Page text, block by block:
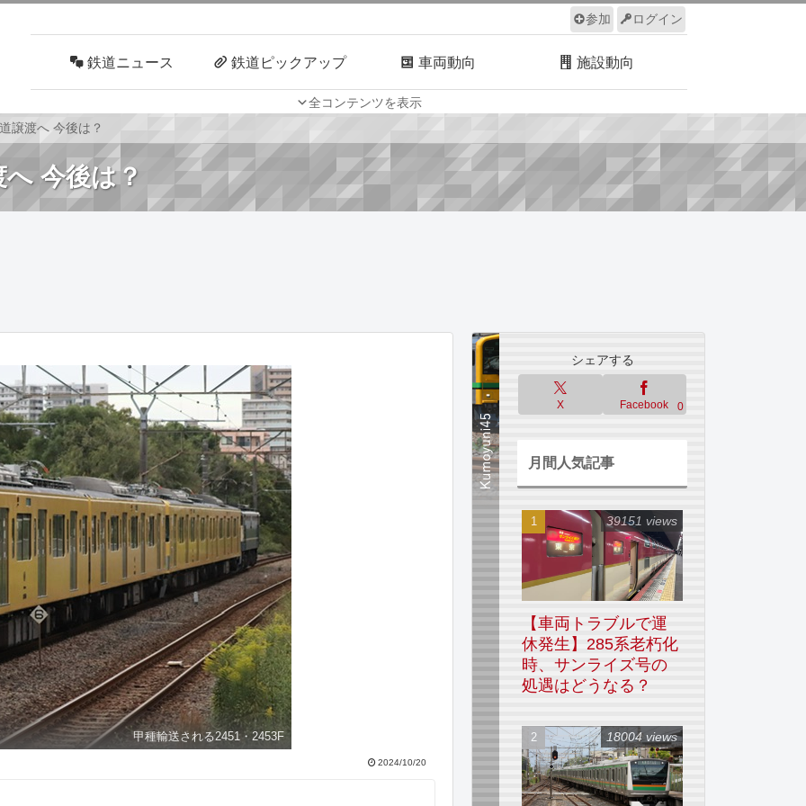
ログイン
参加
全コンテンツを表示
鉄道ニュース 鉄道ピックアップ 車両動向 施設動向
車両技術 路線探訪 ルール サイトについて
譲渡へ 今後は？
今後は？
甲種輸送される2451・2453F
2024/10/20
シェアする
X Facebook 0
月間人気記事
【車両トラブルで運
休発生】285系老朽化
時、サンライズ号の
処遇はどうなる？
39151 views
18004 views